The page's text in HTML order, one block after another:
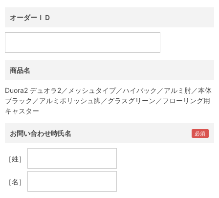
オーダーＩＤ
商品名
Duora2 デュオラ2／メッシュタイプ／ハイバック／アルミ肘／本体
ブラック／アルミポリッシュ脚／グラスグリーン／フローリング用
キャスター
お問い合わせ時氏名
［姓］
［名］